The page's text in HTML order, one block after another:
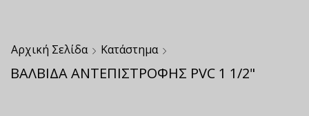
Αρχική Σελίδα Κατάστημα
ΒΑΛΒΙΔΑ ΑΝΤΕΠΙΣΤΡΟΦΗΣ PVC 1 1/2"